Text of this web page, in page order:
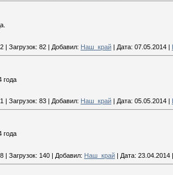
| Загрузок: 82 | Добавил: Наш_край | Дата: 07.05.2014 |
года
| Загрузок: 83 | Добавил: Наш_край | Дата: 05.05.2014 |
года
| Загрузок: 140 | Добавил: Наш_край | Дата: 23.04.2014